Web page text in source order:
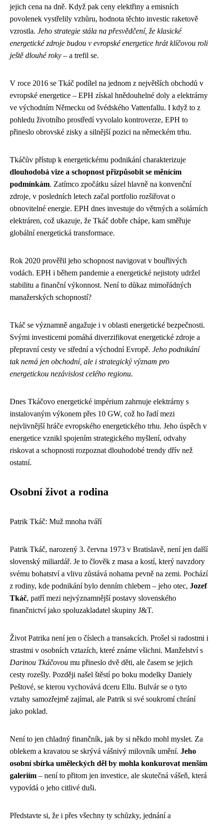
jejich cena na dně. Když pak ceny elektřiny a emisních
povolenek vystřelily vzhůru, hodnota těchto investic raketově
vzrostla. Jeho strategie stála na přesvědčení, že klasické
energetické zdroje budou v evropské energetice hrát klíčovou roli
ještě dlouhé roky – a trefil se.
V roce 2016 se Tkáč podílel na jednom z největších obchodů v
evropské energetice – EPH získal hnědouhelné doly a elektrárny
ve východním Německu od švédského Vattenfallu. I když to z
pohledu životního prostředí vyvolalo kontroverze, EPH to
přineslo obrovské zisky a silnější pozici na německém trhu.
Tkáčův přístup k energetickému podnikání charakterizuje
dlouhodobá vize a schopnost přizpůsobit se měnícím
podmínkám. Zatímco zpočátku sázel hlavně na konvenční
zdroje, v posledních letech začal portfolio rozšiřovat o
obnovitelné energie. EPH dnes investuje do větrných a solárních
elektráren, což ukazuje, že Tkáč dobře chápe, kam směřuje
globální energetická transformace.
Rok 2020 prověřil jeho schopnost navigovat v bouřlivých
vodách. EPH i během pandemie a energetické nejistoty udržel
stabilitu a finanční výkonnost. Není to důkaz mimořádných
manažerských schopností?
Tkáč se významně angažuje i v oblasti energetické bezpečnosti.
Svými investicemi pomáhá diverzifikovat energetické zdroje a
přepravní cesty ve střední a východní Evropě. Jeho podnikání
tak nemá jen obchodní, ale i strategický význam pro
energetickou nezávislost celého regionu.
Dnes Tkáčovo energetické impérium zahrnuje elektrárny s
instalovaným výkonem přes 10 GW, což ho řadí mezi
nejvlivnější hráče evropského energetického trhu. Jeho úspěch v
energetice vznikl spojením strategického myšlení, odvahy
riskovat a schopnosti rozpoznat dlouhodobé trendy dřív než
ostatní.
Osobní život a rodina
Patrik Tkáč: Muž mnoha tváří
Patrik Tkáč, narozený 3. června 1973 v Bratislavě, není jen další
slovenský miliardář. Je to člověk z masa a kostí, který navzdory
svému bohatství a vlivu zůstává nohama pevně na zemi. Pochází
z rodiny, kde podnikání bylo denním chlebem – jeho otec, Jozef
Tkáč, patří mezi nejvýznamnější postavy slovenského
finančnictví jako spoluzakladatel skupiny J&T.
Život Patrika není jen o číslech a transakcích. Prošel si radostmi i
strastmi v osobních vztazích, které známe všichni. Manželství s
Darinou Tkáčovou mu přineslo dvě děti, ale časem se jejich
cesty rozešly. Později našel štěstí po boku modelky Daniely
Peštové, se kterou vychovává dceru Ellu. Bulvár se o tyto
vztahy samozřejmě zajímal, ale Patrik si své soukromí chrání
jako poklad.
Není to jen chladný finančník, jak by si někdo mohl myslet. Za
oblekem a kravatou se skrývá vášnivý milovník umění. Jeho
osobní sbírka uměleckých děl by mohla konkurovat menším
galeriím – není to přitom jen investice, ale skutečná vášeň, která
vypovídá o jeho citlivé duši.
Představte si, že i přes všechny ty schůzky, jednání a